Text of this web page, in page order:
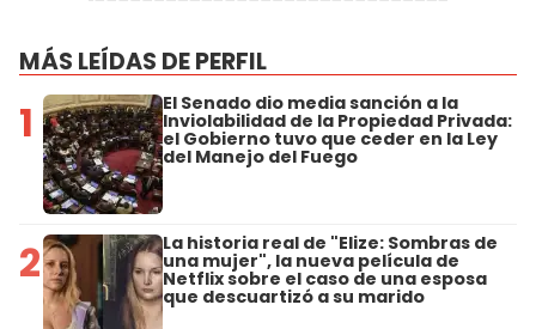
MÁS LEÍDAS DE PERFIL
1 El Senado dio media sanción a la
Inviolabilidad de la Propiedad Privada:
el Gobierno tuvo que ceder en la Ley
del Manejo del Fuego
2 La historia real de "Elize: Sombras de
una mujer", la nueva película de
Netflix sobre el caso de una esposa
que descuartizó a su marido